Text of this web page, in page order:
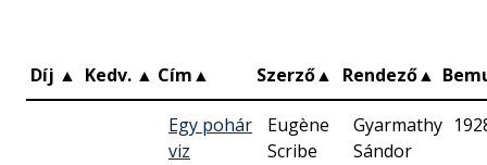
Díj ▲ Kedv. ▲ Cím▲ Szerző▲ Rendező▲
Egy pohár
viz
Eugène
Scribe
Gyarmathy
Sándor